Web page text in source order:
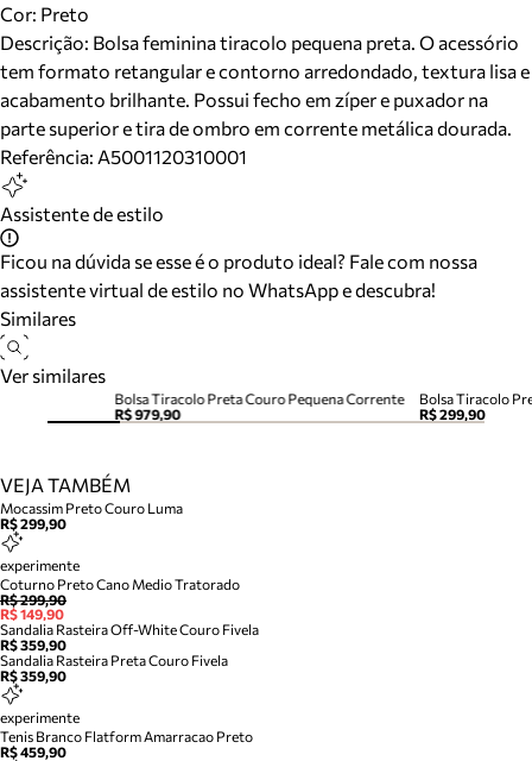
Cor: Preto
Descrição: Bolsa feminina tiracolo pequena preta. O acessório
tem formato retangular e contorno arredondado, textura lisa e
acabamento brilhante. Possui fecho em zíper e puxador na
parte superior e tira de ombro em corrente metálica dourada.
Referência: A5001120310001
Assistente de estilo
Ficou na dúvida se esse é o produto ideal? Fale com nossa
assistente virtual de estilo no WhatsApp e descubra!
Similares
Ver similares
Bolsa Tiracolo Preta Couro Pequena Corrente
R$ 979,90
Bolsa Tiracolo
R$ 299,90
VEJA TAMBÉM
Mocassim Preto Couro Luma
R$ 299,90
experimente
Coturno Preto Cano Medio Tratorado
R$ 299,90
R$ 149,90
Sandalia Rasteira Off-White Couro Fivela
R$ 359,90
Sandalia Rasteira Preta Couro Fivela
R$ 359,90
experimente
Tenis Branco Flatform Amarracao Preto
R$ 459,90